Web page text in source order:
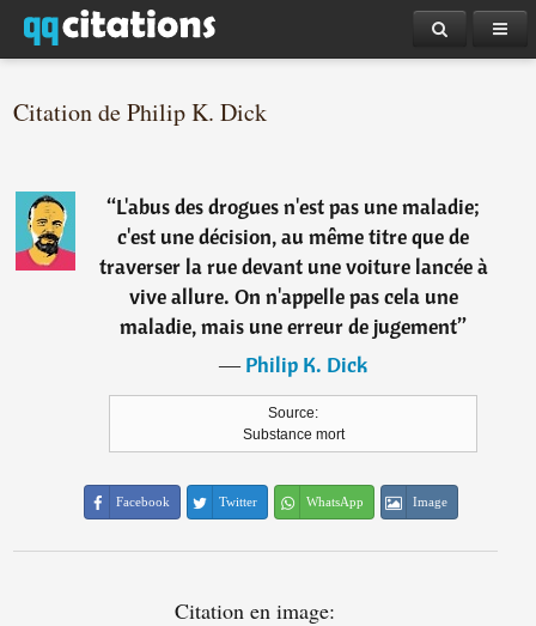
Citation de Philip K. Dick
“L'abus des drogues n'est pas une maladie;
c'est une décision, au même titre que de
traverser la rue devant une voiture lancée à
vive allure. On n'appelle pas cela une
maladie, mais une erreur de jugement”
―Philip K. Dick
Source:
Substance mort
Facebook Twitter WhatsApp Image
Citation en image: